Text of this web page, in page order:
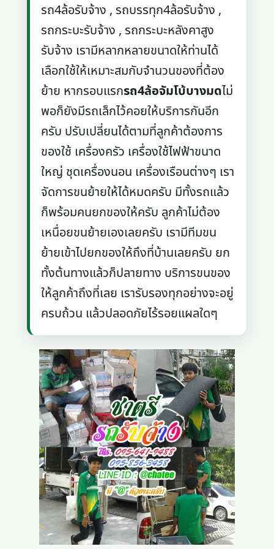
รถ4ล้อรับจ้าง , รถบรรทุก4ล้อรับจ้าง ,
รถกระบะรับจ้าง , รถกระบะหลังคาสูง
รับจ้าง เรามีหลากหลายขนาดให้ท่านได้
เลือกใช้ให้เหมาะสมกับจำนวนของที่ต้อง
ย้าย หากรอบแรกรถ4ล้อจัมโบ้บางมดไม่
พอก็ยังมีรถเล็กไว้คอยให้บริการกันอีก
ครับ ปรับเปลี่ยนได้ตามที่ลูกค้าต้องการ
ของใช้ เครื่องครัว เครื่องใช้ไฟฟ้าขนาด
ใหญ่ ชุดเครื่องนอน เครื่องเรือนต่างๆ เรา
จัดการขนย้ายให้ได้หมดครับ มีทั้งรถแล้ว
ก็พร้อมคนยกของให้ครับ ลูกค้าไม่ต้อง
เหนื่อยขนย้ายเองเลยครับ เรามีทีมขน
ย้ายเข้าไปยกของให้ถึงที่บ้านเลยครับ ยก
ทั้งต้นทางแล้วก็ปลายทาง บริการขนของ
ให้ลูกค้าถึงที่เลย เรารับรองทุกอย่างจะอยู่
ครบถ้วน แล้วปลอดภัยไร้รอยแผลใดๆ